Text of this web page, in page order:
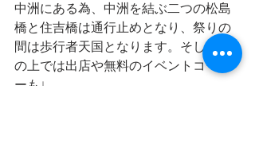
中洲にある為、中洲を結ぶ二つの松島
橋と住吉橋は通行止めとなり、祭りの
間は歩行者天国となります。そして橋
の上では出店や無料のイベントコーナ
ーも↓